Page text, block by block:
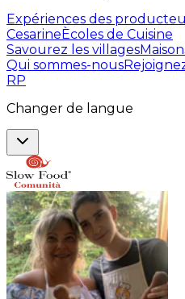
Expériences des
CesarineÈcoles de Cuisine
Savourez les villages
Qui sommes-nous
RP
Changer de langue